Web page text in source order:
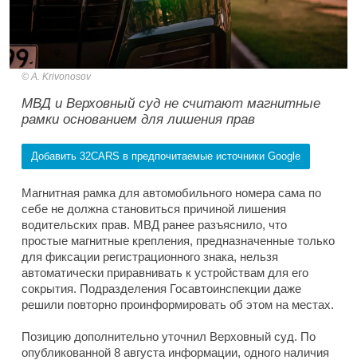
A. Krivonosov
МВД и Верховный суд не считают магнитные
рамки основанием для лишения прав
Добавить 32CARS в предпочитаемые источники Google
Магнитная рамка для автомобильного номера сама по
себе не должна становиться причиной лишения
водительских прав. МВД ранее разъяснило, что
простые магнитные крепления, предназначенные только
для фиксации регистрационного знака, нельзя
автоматически приравнивать к устройствам для его
сокрытия. Подразделения Госавтоинспекции даже
решили повторно проинформировать об этом на местах.
Позицию дополнительно уточнил Верховный суд. По
опубликованной 8 августа информации, одного наличия